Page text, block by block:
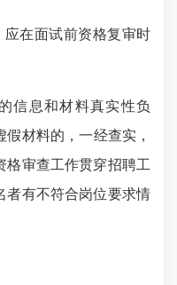
在面试前资格复审时
信息和材料真实性负
材料的，一经查实，
格审查工作贯穿招聘工
者有不符合岗位要求情